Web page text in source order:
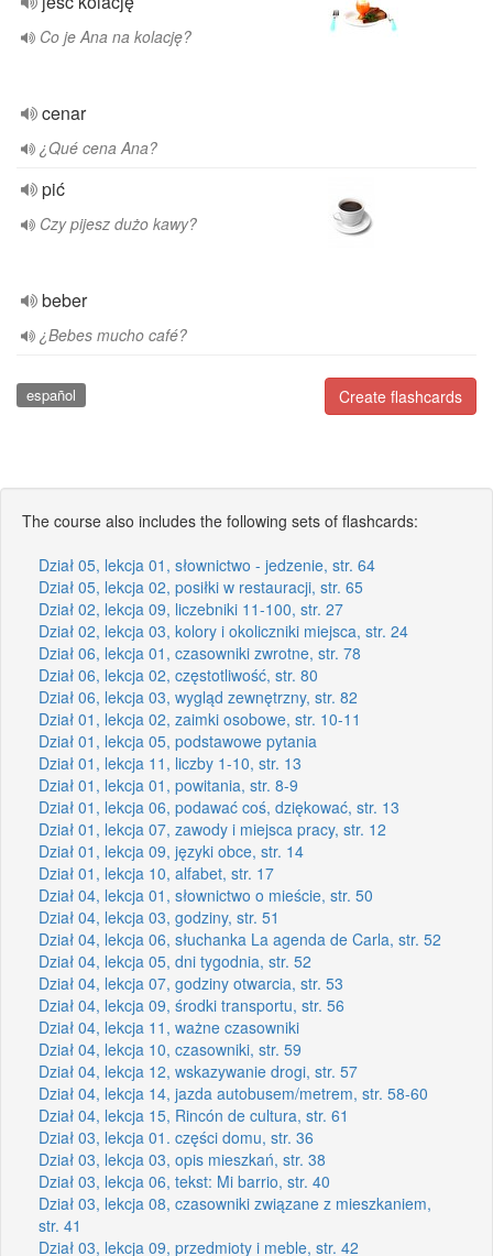
Co je Ana na kolację?
cenar
¿Qué cena Ana?
pić
Czy pijesz dużo kawy?
beber
¿Bebes mucho café?
Create flashcards
español
The course also includes the following sets of flashcards:
Dział 05, lekcja 01, słownictwo - jedzenie, str. 64
Dział 05, lekcja 02, posiłki w restauracji, str. 65
Dział 02, lekcja 09, liczebniki 11-100, str. 27
Dział 02, lekcja 03, kolory i okoliczniki miejsca, str. 24
Dział 06, lekcja 01, czasowniki zwrotne, str. 78
Dział 06, lekcja 02, częstotliwość, str. 80
Dział 06, lekcja 03, wygląd zewnętrzny, str. 82
Dział 01, lekcja 02, zaimki osobowe, str. 10-11
Dział 01, lekcja 05, podstawowe pytania
Dział 01, lekcja 11, liczby 1-10, str. 13
Dział 01, lekcja 01, powitania, str. 8-9
Dział 01, lekcja 06, podawać coś, dziękować, str. 13
Dział 01, lekcja 07, zawody i miejsca pracy, str. 12
Dział 01, lekcja 09, języki obce, str. 14
Dział 01, lekcja 10, alfabet, str. 17
Dział 04, lekcja 01, słownictwo o mieście, str. 50
Dział 04, lekcja 03, godziny, str. 51
Dział 04, lekcja 06, słuchanka La agenda de Carla, str. 52
Dział 04, lekcja 05, dni tygodnia, str. 52
Dział 04, lekcja 07, godziny otwarcia, str. 53
Dział 04, lekcja 09, środki transportu, str. 56
Dział 04, lekcja 11, ważne czasowniki
Dział 04, lekcja 10, czasowniki, str. 59
Dział 04, lekcja 12, wskazywanie drogi, str. 57
Dział 04, lekcja 14, jazda autobusem/metrem, str. 58-60
Dział 04, lekcja 15, Rincón de cultura, str. 61
Dział 03, lekcja 01. części domu, str. 36
Dział 03, lekcja 03, opis mieszkań, str. 38
Dział 03, lekcja 06, tekst: Mi barrio, str. 40
Dział 03, lekcja 08, czasowniki związane z mieszkaniem,
str. 41
Dział 03, lekcja 09, przedmioty i meble, str. 42